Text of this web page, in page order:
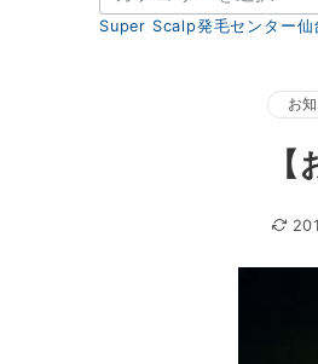
ン
Super Scalp発毛センター
お